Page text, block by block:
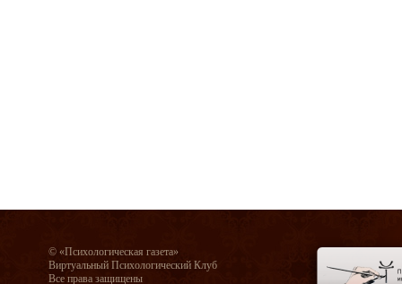
© «Психологическая газета»
Виртуальный Психологический Клуб
Все права защищены